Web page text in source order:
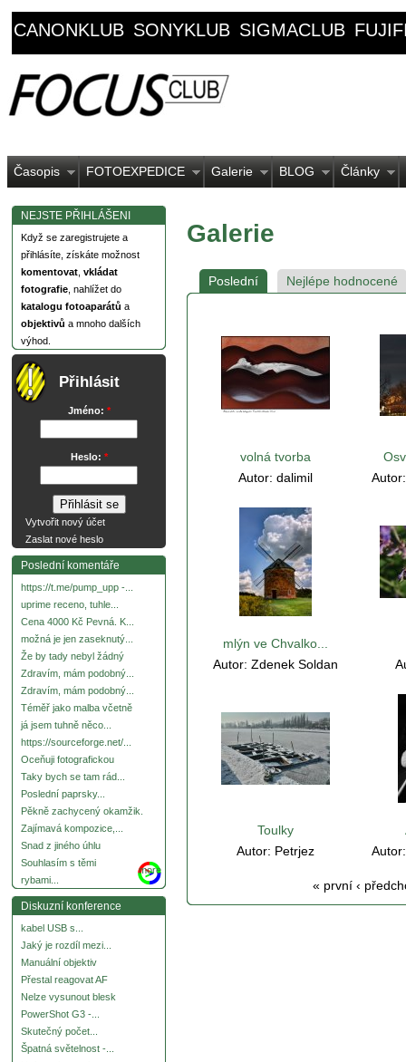
CANONKLUB SONYKLUB SIGMACLUB
Časopis FOTOEXPEDICE Galerie BLOG Články
NEJSTE PŘIHLÁŠENI
Když se zaregistrujete a
přihlásíte, získáte možnost
komentovat vkládat
fotografie , nahlížet do
katalogu fotoaparátů a
objektivů a mnoho dalších
výhod.
Přihlásit
Jméno: *
Heslo: *
Vytvořit nový účet
Zaslat nové heslo
Poslední komentáře
https://t.me/pump_upp -...
uprime receno, tuhle...
Cena 4000 Kč Pevná. K...
možná je jen zaseknutý...
Že by tady nebyl žádný
Zdravím, mám podobný...
Zdravím, mám podobný...
Téměř jako malba včetně
já jsem tuhně něco...
https://sourceforge.net/...
Oceňuji fotografickou
Taky bych se tam rád...
Poslední paprsky...
Pěkně zachycený okamžik.
Zajímavá kompozice,...
Snad z jiného úhlu
Souhlasím s těmi
rybami...
more
Diskuzní konference
kabel USB s...
Jaký je rozdíl mezi...
Manuální objektiv
Přestal reagovat AF
Nelze vysunout blesk
PowerShot G3 -...
Skutečný počet...
Špatná světelnost -...
Galerie
Poslední Nejlépe hodnocené
volná tvorba
Autor: dalimil
mlýn ve Chvalko...
Autor: Zdenek Soldan
Toulky
Autor: Petrjez
« první ‹